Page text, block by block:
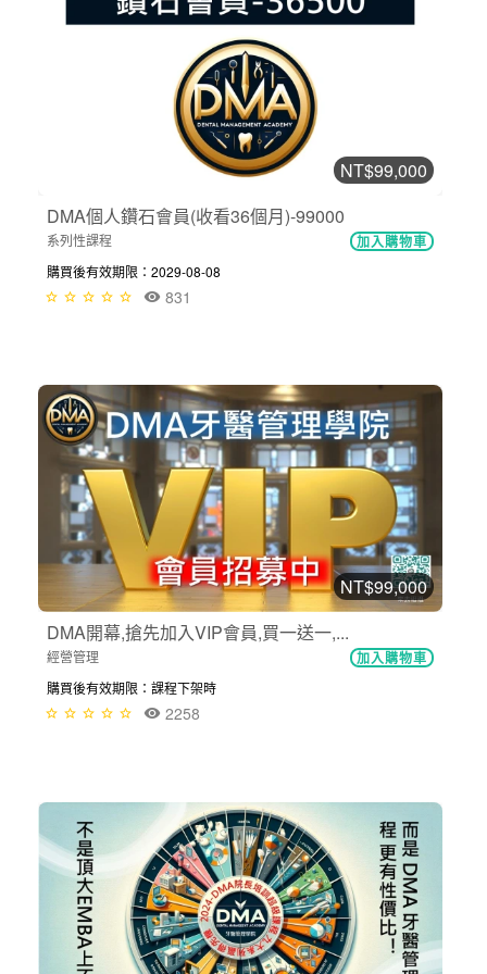
NT$99,000
DMA個人鑽石會員(收看36個月)-99000
系列性課程 加入購物車
購買後有效期限：2029-08-08
831
NT$99,000
DMA開幕,搶先加入VIP會員,買一送一,...
經營管理 加入購物車
購買後有效期限：課程下架時
2258